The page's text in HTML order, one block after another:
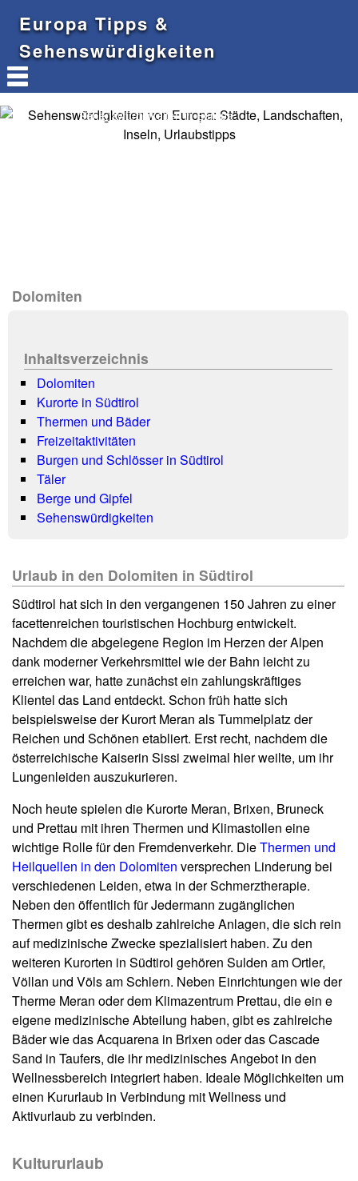
Europa Tipps &
Sehenswürdigkeiten
Sehenswürdigkeiten in Europa
Dolomiten
Inhaltsverzeichnis
Dolomiten
Kurorte in Südtirol
Thermen und Bäder
Freizeitaktivitäten
Burgen und Schlösser in Südtirol
Täler
Berge und Gipfel
Sehenswürdigkeiten
Urlaub in den Dolomiten in Südtirol
Südtirol hat sich in den vergangenen 150 Jahren zu einer
facettenreichen touristischen Hochburg entwickelt.
Nachdem die abgelegene Region im Herzen der Alpen
dank moderner Verkehrsmittel wie der Bahn leicht zu
erreichen war, hatte zunächst ein zahlungskräftiges
Klientel das Land entdeckt. Schon früh hatte sich
beispielsweise der Kurort Meran als Tummelplatz der
Reichen und Schönen etabliert. Erst recht, nachdem die
österreichische Kaiserin Sissi zweimal hier weilte, um ihr
Lungenleiden auszukurieren.
Noch heute spielen die Kurorte Meran, Brixen, Bruneck
und Prettau mit ihren Thermen und Klimastollen eine
wichtige Rolle für den Fremdenverkehr. DieThermen und
Heilquellen in den Dolomiten versprechen Linderung bei
verschiedenen Leiden, etwa in der Schmerztherapie.
Neben den öffentlich für Jedermann zugänglichen
Thermen gibt es deshalb zahlreiche Anlagen, die sich rein
auf medizinische Zwecke spezialisiert haben. Zu den
weiteren Kurorten in Südtirol gehören Sulden am Ortler,
Völlan und Völs am Schlern. Neben Einrichtungen wie der
Therme Meran oder dem Klimazentrum Prettau, die ein e
eigene medizinische Abteilung haben, gibt es zahlreiche
Bäder wie das Acquarena in Brixen oder das Cascade
Sand in Taufers, die ihr medizinisches Angebot in den
Wellnessbereich integriert haben. Ideale Möglichkeiten um
einen Kururlaub in Verbindung mit Wellness und
Aktivurlaub zu verbinden.
Kultururlaub